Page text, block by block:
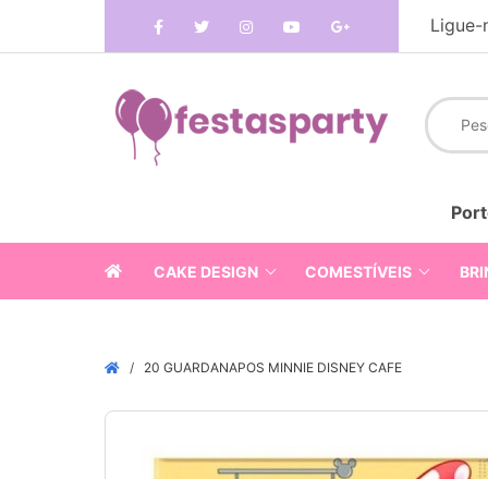
CAKE DESIGN COMESTÍVEIS
20 GUARDANAPOS MINNIE DISNEY CAFE